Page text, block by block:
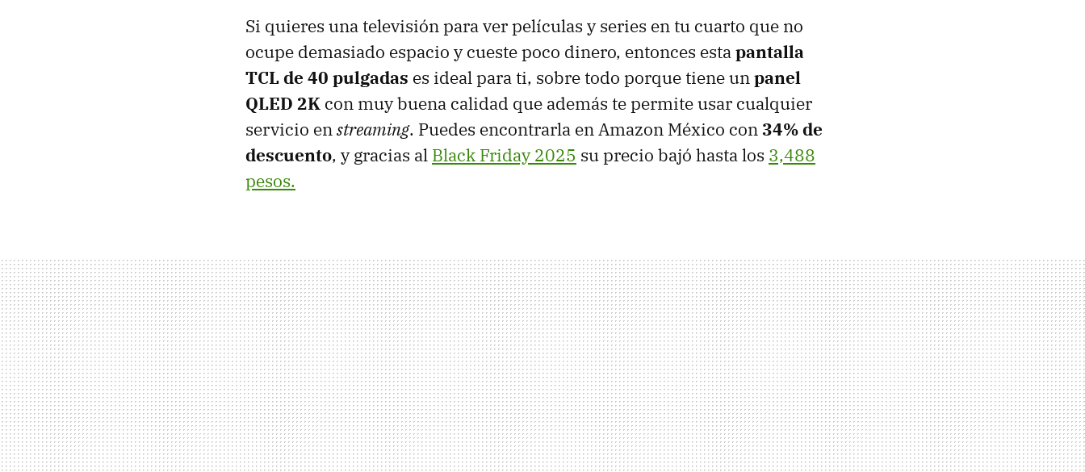
Si quieres una televisión para ver películas y series en tu cuarto que no
ocupe demasiado espacio y cueste poco dinero, entonces estapantalla
TCL de 40 pulgadas es ideal para ti, sobre todo porque tiene unpanel
QLED 2K con muy buena calidad que además te permite usar cualquier
servicio enstreaming. Puedes encontrarla en Amazon México con 34% de
descuento, y gracias al Black Friday 2025 su precio bajó hasta los 3,488
pesos.